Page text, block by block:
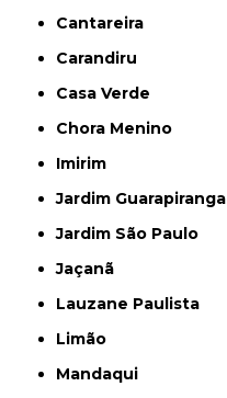
Cantareira
Carandiru
Casa Verde
Chora Menino
Imirim
Jardim Guarapiranga
Jardim São Paulo
Jaçanã
Lauzane Paulista
Limão
Mandaqui